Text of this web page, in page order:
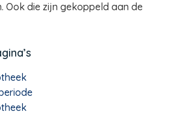
Ook die zijn gekoppeld aan de